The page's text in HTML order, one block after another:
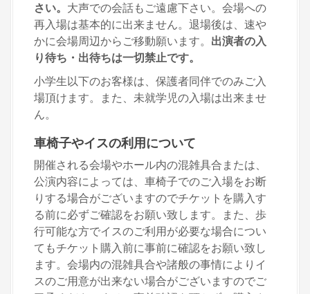
さい。 大声での会話もご遠慮下さい。会場への
再入場は基本的に出来ません。退場後は、速や
かに会場周辺からご移動願います。 出演者の入
り待ち・出待ちは一切禁止です。
小学生以下のお客様は、保護者同伴でのみご入
場頂けます。また、未就学児の入場は出来ませ
ん。
車椅子やイスの利用について
開催される会場やホール内の混雑具合または、
公演内容によっては、車椅子でのご入場をお断
りする場合がございますのでチケットを購入す
る前に必ずご確認をお願い致します。また、歩
行可能な方でイスのご利用が必要な場合につい
てもチケット購入前に事前に確認をお願い致し
ます。会場内の混雑具合や諸般の事情によりイ
スのご用意が出来ない場合がございますのでご